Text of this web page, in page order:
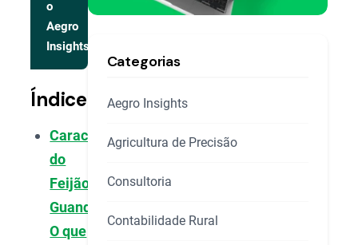
o
Aegro
Insights
Índice
Características
do
Feijão
Guandu:
O que
Categorias
Aegro Insights
Agricultura de Precisão
Consultoria
Contabilidade Rural